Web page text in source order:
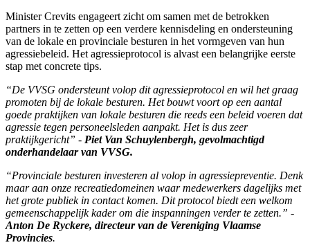
Minister Crevits engageert zicht om samen met de betrokken
partners in te zetten op een verdere kennisdeling en ondersteuning
van de lokale en provinciale besturen in het vormgeven van hun
agressiebeleid. Het agressieprotocol is alvast een belangrijke eerste
stap met concrete tips.
“De VVSG ondersteunt volop dit agressieprotocol en wil het graag
promoten bij de lokale besturen. Het bouwt voort op een aantal
goede praktijken van lokale besturen die reeds een beleid voeren dat
agressie tegen personeelsleden aanpakt. Het is dus zeer
praktijkgericht” - Piet Van Schuylenbergh, gevolmachtigd
onderhandelaar van VVSG.
“Provinciale besturen investeren al volop in agressiepreventie. Denk
maar aan onze recreatiedomeinen waar medewerkers dagelijks met
het grote publiek in contact komen. Dit protocol biedt een welkom
gemeenschappelijk kader om die inspanningen verder te zetten.” -
Anton De Ryckere, directeur van de Vereniging Vlaamse
Provincies.